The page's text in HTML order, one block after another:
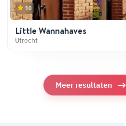
10
Little Wannahaves
Utrecht
Meer resultaten